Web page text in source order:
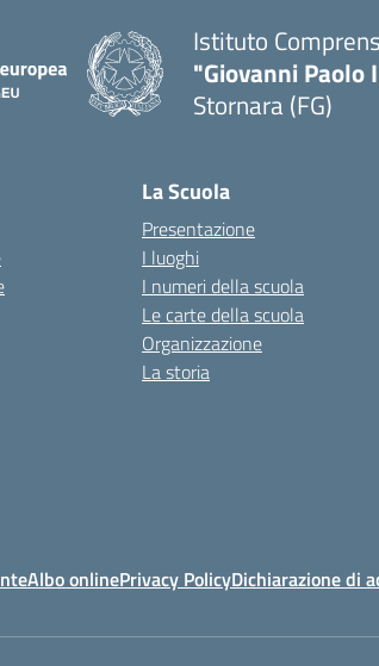
Istituto
"Giovanni Paolo
Stornara (FG)
La Scuola
Presentazione
I luoghi
I numeri della scuola
Le carte della scuola
Organizzazione
La storia
Albo onlinePrivacy PolicyDichiarazione di